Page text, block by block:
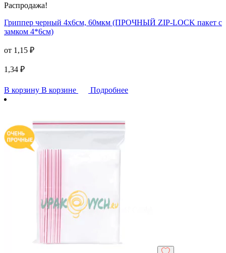
Распродажа!
Гриппер черный 4х6см, 60мкм (ПРОЧНЫЙ ZIP-LOCK пакет с
замком 4*6см)
от 1,15 ₽
1,34 ₽
В корзину В корзине Подробнее